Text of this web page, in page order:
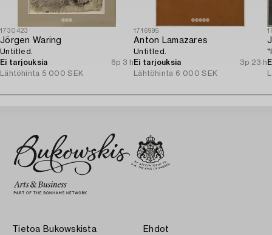
1730423
Jörgen Waring
Untitled.
Ei tarjouksia
6p 3 h
Lähtöhinta 5 000 SEK
1716995
Anton Lamazares
Untitled.
Ei tarjouksia
3p 23 h
Lähtöhinta 6 000 SEK
Tietoa Bukowskista Ehdot